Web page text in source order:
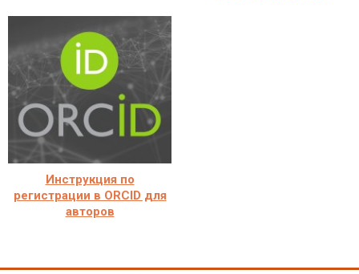
Инструкция по
регистрации в ORCID для
авторов